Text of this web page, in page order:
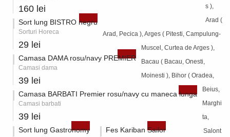
160 lei
Sort lung BISTRO negru
Sorturi Horeca
29 lei
Camasa DAMA rosu/navy PREMIER
Camasi dama
39 lei
Camasa BARBATI Premier rosu/navy cu maneca lunga
Camasi barbati
39 lei
Sort lung Gastronomy Fes Kariban Sailor
s ),
Arad (
Arad, Pecica ), Arges ( Pitesti, Campulung-
Muscel, Curtea de Arges ),
Bacau ( Bacau, Onesti,
Moinesti ), Bihor ( Oradea,
Beius,
Marghi
ta,
Salont